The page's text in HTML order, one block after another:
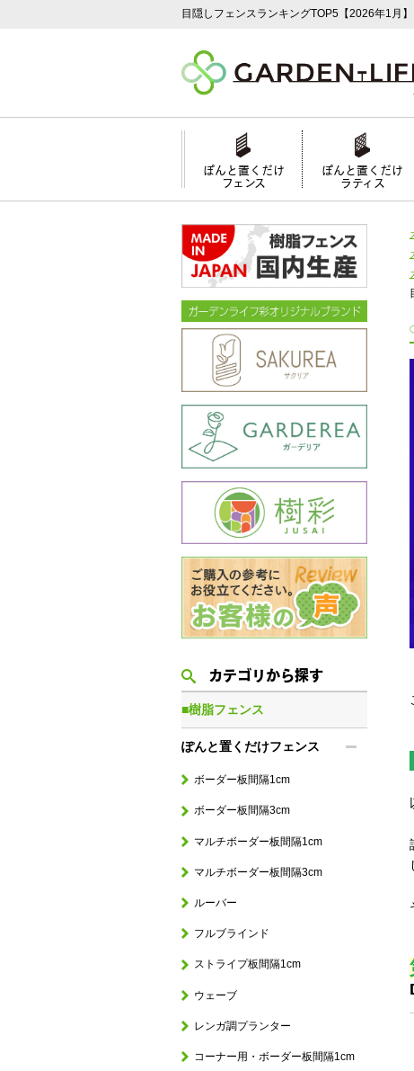
目隠しフェンスランキングTOP5【2026年1月】
ぽんと置くだけ
フェンス
ぽんと置くだけ
ラティス
カテゴリから探す
■樹脂フェンス
ぽんと置くだけフェンス
ボーダー板間隔1cm
ボーダー板間隔3cm
マルチボーダー板間隔1cm
マルチボーダー板間隔3cm
ルーバー
フルブラインド
ストライプ板間隔1cm
ウェーブ
レンガ調プランター
コーナー用・ボーダー板間隔1cm